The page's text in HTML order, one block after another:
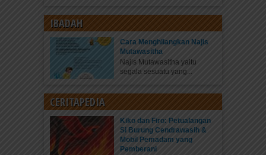
IBADAH
Cara Menghilangkan Najis
Mutawasitha
Najis Mutawasitha yaitu
segala sesuatu yang...
CERITAPEDIA
Kiko dan Firo: Petualangan
Si Burung Cendrawasih &
Mobil Pemadam yang
Pemberani